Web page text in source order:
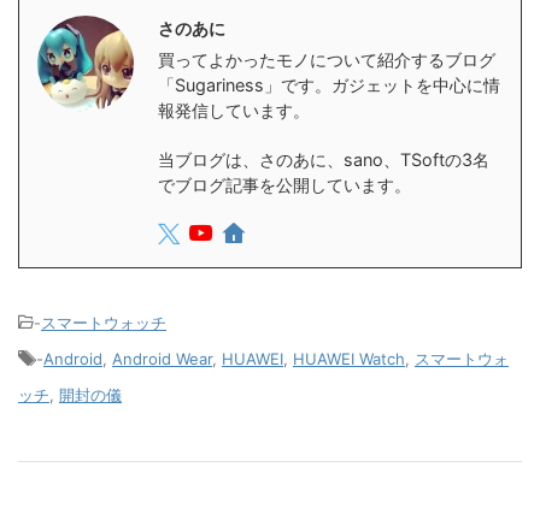
さのあに
買ってよかったモノについて紹介するブログ
「Sugariness」です。ガジェットを中心に情
報発信しています。
当ブログは、さのあに、sano、TSoftの3名
でブログ記事を公開しています。
-スマートウォッチ
-Android Android Wear, HUAWEI HUAWEI Watch
スマートウォ
ッチ 開封の儀